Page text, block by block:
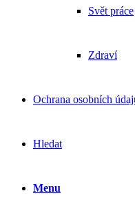
Svět práce
Zdraví
Ochrana osobních
Hledat
Menu